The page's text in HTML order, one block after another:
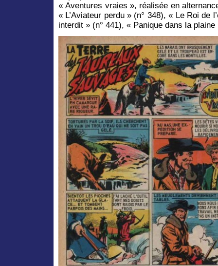
« Aventures vraies », réalisée en
« L’Aviateur perdu » (n° 348), « Le Roi de
interdit » (n° 441), « Panique dans la